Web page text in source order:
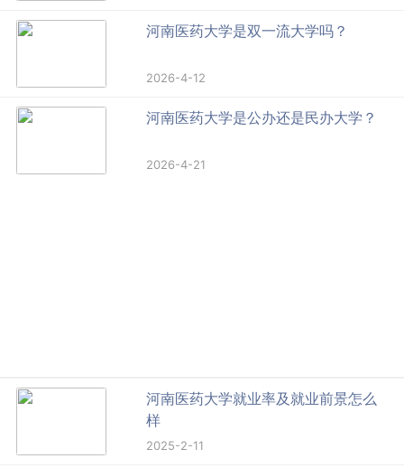
河南医药大学是双一流大学吗？
2026-4-12
河南医药大学是公办还是民办大学？
2026-4-21
河南医药大学就业率及就业前景怎么
样
2025-2-11